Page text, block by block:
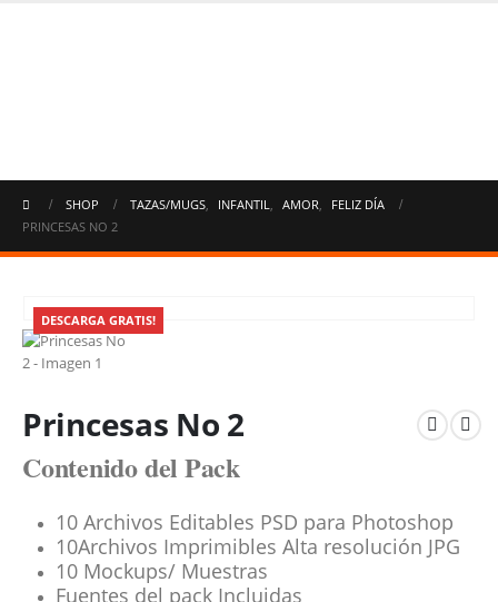
SHOP TAZAS/MUGS INFANTIL AMOR
FELIZ DÍA
PRINCESAS NO 2
DESCARGA GRATIS!
Princesas No 2
Contenido del Pack
10 Archivos Editables PSD para Photoshop
10Archivos Imprimibles Alta resolución JPG
10 Mockups/ Muestras
Fuentes del pack Incluidas